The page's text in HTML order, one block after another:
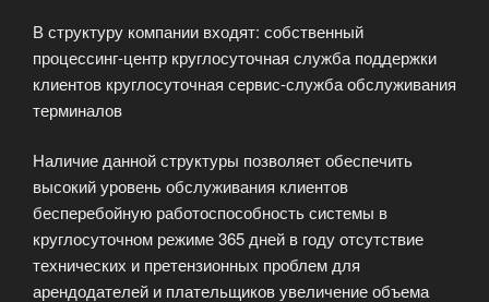
В структуру компании входят: собственный
процессинг-центр круглосуточная служба поддержки
клиентов круглосуточная сервис-служба обслуживания
терминалов
Наличие данной структуры позволяет обеспечить
высокий уровень обслуживания клиентов
бесперебойную работоспособность системы в
круглосуточном режиме 365 дней в году отсутствие
технических и претензионных проблем для
арендодателей и плательщиков увеличение объема